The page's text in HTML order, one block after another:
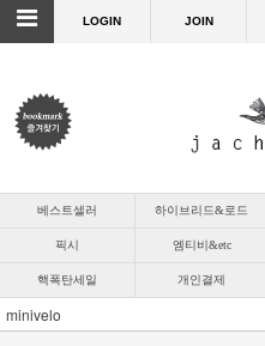
LOGIN JOIN
베스트셀러 하이브리드&로드
픽시 엠티비&etc
핵폭탄세일 개인결제
minivelo